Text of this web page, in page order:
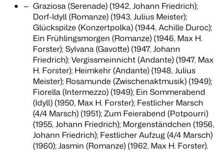
Graziosa (Serenade) (1942, Johann Friedrich);
Dorf-Idyll (Romanze) (1943, Julius Meister);
Glückspilze (Konzertpolka) (1944, Achille Duroc);
Ein Frühlingsmorgen (Romanze) (1946, Max H.
Forster); Sylvana (Gavotte) (1947, Johann
Friedrich); Vergissmeinnicht (Andante) (1947, Max
H. Forster); Heimkehr (Andante) (1948, Julius
Meister); Rosamunde (Zwischenaktmusik) (1949);
Fiorella (Intermezzo) (1949); Ein Sommerabend
(Idyll) (1950, Max H. Forster); Festlicher Marsch
(4/4 Marsch) (1951); Zum Feierabend (Potpourri)
(1955, Johann Friedrich); Morgenständchen (1956,
Johann Friedrich); Festlicher Aufzug (4/4 Marsch)
(1960); Jasmin (Romanze) (1962, Max H. Forster).